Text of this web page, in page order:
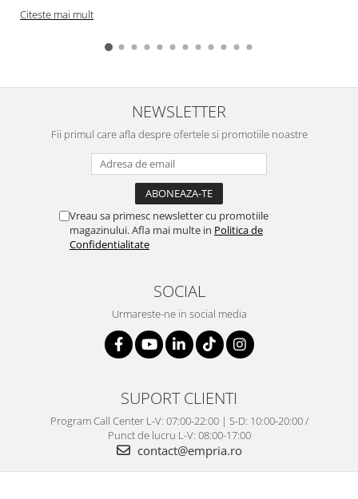
Citeste mai mult
NEWSLETTER
Fii primul care afla despre ofertele si promotiile noastre
Vreau sa primesc newsletter cu promotiile
magazinului. Afla mai multe in Politica de
Confidentialitate
SOCIAL
Urmareste-ne in social media
SUPORT CLIENTI
Program Call Center L-V: 07:00-22:00 | S-D: 10:00-20:00 /
Punct de lucru L-V: 08:00-17:00
contact@empria.ro